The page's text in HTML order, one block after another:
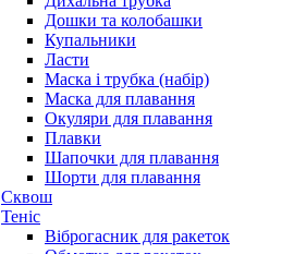
Дошки та колобашки
Купальники
Ласти
Маска і трубка (набір)
Маска для плавання
Окуляри для плавання
Плавки
Шапочки для плавання
Шорти для плавання
Сквош
Теніс
Віброгасник для ракеток